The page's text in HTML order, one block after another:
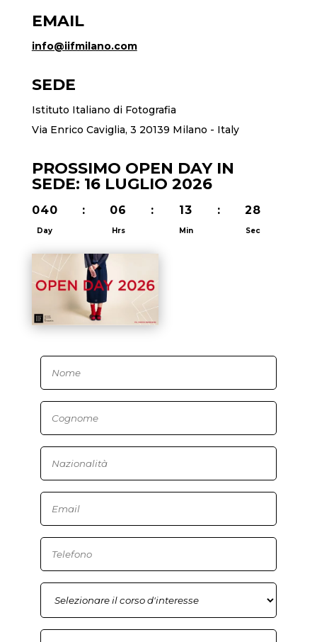
EMAIL
info@iifmilano.com
SEDE
Istituto Italiano di Fotografia
Via Enrico Caviglia, 3 20139 Milano - Italy
PROSSIMO OPEN DAY IN
SEDE: 16 LUGLIO 2026
040
Day
: 06
Hrs
: 13
Min
: 28
Sec